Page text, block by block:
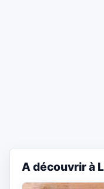
A découvrir à